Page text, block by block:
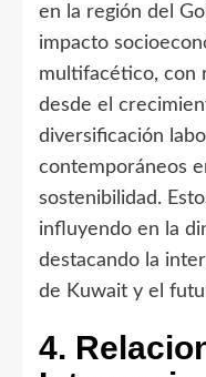
en la región del
impacto
multifacético, con
desde el
diversificación
contemporáneos
sostenibilidad.
influyendo en la
destacando la
de Kuwait y el
4.